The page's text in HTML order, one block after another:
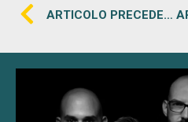
ARTICOLO PRECEDENTE